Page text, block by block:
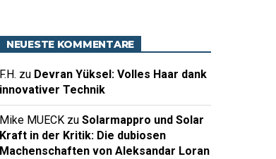
NEUESTE KOMMENTARE
F.H. zu Devran Yüksel: Volles Haar dank
innovativer Technik
Mike MUECK zu Solarmappro und Solar
Kraft in der Kritik: Die dubiosen
Machenschaften von Aleksandar Loran